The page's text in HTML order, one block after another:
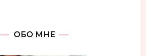
ОБО МНЕ